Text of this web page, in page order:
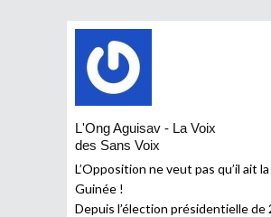
L'Ong Aguisav - La Voix
des Sans Voix
L’Opposition ne veut pas qu’il ait
Guinée !
Depuis l’élection présidentielle de